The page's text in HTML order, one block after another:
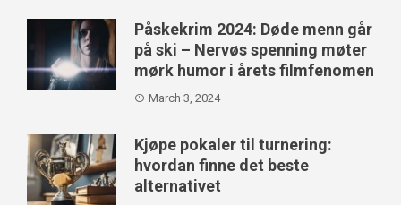
Påskekrim 2024: Døde menn går
på ski – Nervøs spenning møter
mørk humor i årets filmfenomen
March 3, 2024
Kjøpe pokaler til turnering:
hvordan finne det beste
alternativet